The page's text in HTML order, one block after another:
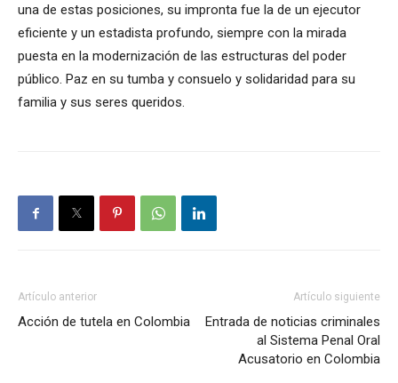
una de estas posiciones, su impronta fue la de un ejecutor
eficiente y un estadista profundo, siempre con la mirada
puesta en la modernización de las estructuras del poder
público. Paz en su tumba y consuelo y solidaridad para su
familia y sus seres queridos.
Artículo anterior
Acción de tutela en Colombia
Artículo siguiente
Entrada de noticias criminales
al Sistema Penal Oral
Acusatorio en Colombia